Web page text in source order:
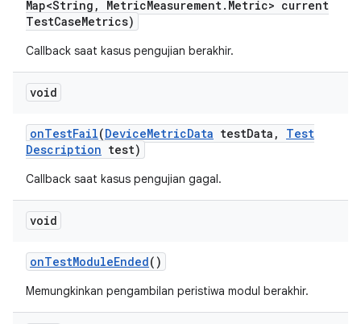
Map<String , MetricMeasurement. Metric> current
TestCaseMetrics)
Callback saat kasus pengujian berakhir.
void
onTestFail(DeviceMetricData testData ,
Test
Description test)
Callback saat kasus pengujian gagal.
void
onTestModuleEnded()
Memungkinkan pengambilan peristiwa modul berakhir.